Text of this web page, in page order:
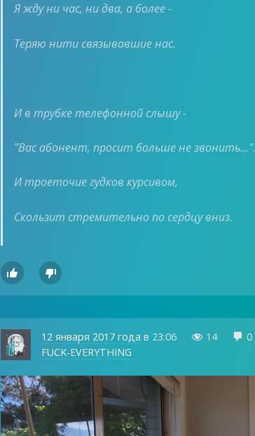
Я жду ни час, ни два, а более -
Теряю нити связывавшие нас.
И в трубке телефонной слышу -
"Вас абонент, просит больше не звонить…".
И троеточие гудков курсивом,
Скользит стремительно по сердцу вниз.
 
12 января 2017 года в 23:06  14  0
FUCK-EVERYTHING